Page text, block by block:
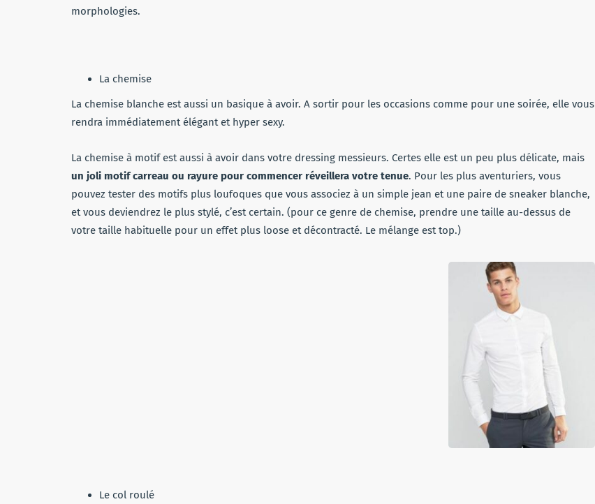
morphologies.
La chemise
La chemise blanche est aussi un basique à avoir. A sortir pour les occasions comme pour une soirée, elle vous
rendra immédiatement élégant et hyper sexy.
La chemise à motif est aussi à avoir dans votre dressing messieurs. Certes elle est un peu plus délicate, mais
un joli motif carreau ou rayure pour commencer réveillera votre tenue. Pour les plus aventuriers, vous
pouvez tester des motifs plus loufoques que vous associez à un simple jean et une paire de sneaker blanche,
et vous deviendrez le plus stylé, c’est certain. (pour ce genre de chemise, prendre une taille au-dessus de
votre taille habituelle pour un effet plus loose et décontracté. Le mélange est top.)
Le col roulé